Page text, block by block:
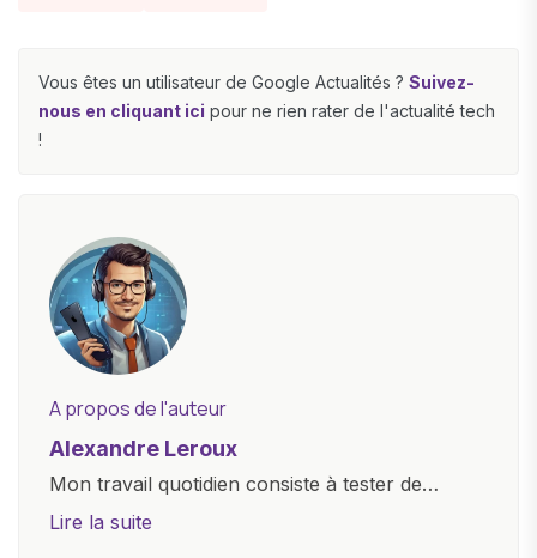
Vous êtes un utilisateur de Google Actualités ? Suivez-
nous en cliquant ici pour ne rien rater de l'actualité tech
!
A propos de l'auteur
Alexandre Leroux
Mon travail quotidien consiste à tester de
nouveaux appareils, à rédiger des critiques
Lire la suite